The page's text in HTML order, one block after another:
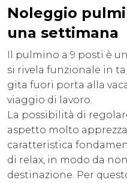
Noleggio
una settimana
Il pulmino a 9 posti è
si rivela funzionale in
gita fuori porta alla
viaggio di lavoro.
La possibilità di
aspetto molto
caratteristica
di relax, in modo da
destinazione. Per